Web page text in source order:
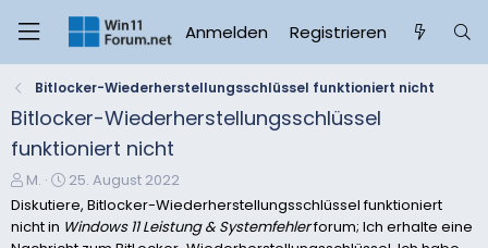
Anmelden Registrieren
Bitlocker-Wiederherstellungsschlüssel funktioniert nicht
Bitlocker-Wiederherstellungsschlüssel
funktioniert nicht
E
r
s
t
M.
E
r
s
t
25. August 2022
Diskutiere, Bitlocker-Wiederherstellungsschlüssel funktioniert
nicht in Windows 11 Leistung & Systemfehlerforum; Ich erhalte eine